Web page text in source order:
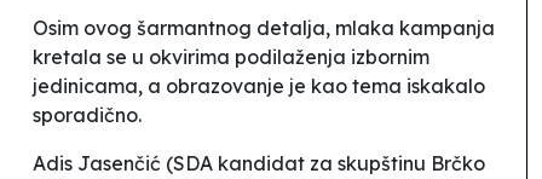
Osim ovog šarmantnog detalja, mlaka kampanja
kretala se u okvirima podilaženja izbornim
jedinicama, a obrazovanje je kao tema iskakalo
sporadično.
Adis Jasenčić (SDA kandidat za skupštinu Brčko